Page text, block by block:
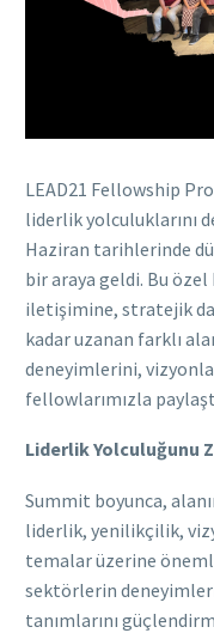
LEAD21 Fellowship
liderlik yolculuklarını
Haziran tarihlerinde
bir araya geldi. Bu
iletişimine, stratejik
kadar uzanan farklı
deneyimlerini,
fellowlarımızla
Liderlik Yolculuğunu
Summit boyunca,
liderlik, yenilikçilik,
temalar üzerine
sektörlerin
tanımlarını